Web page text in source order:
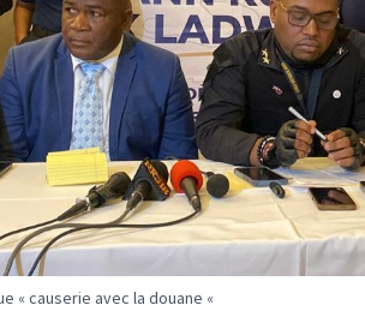
« causerie avec la douane «